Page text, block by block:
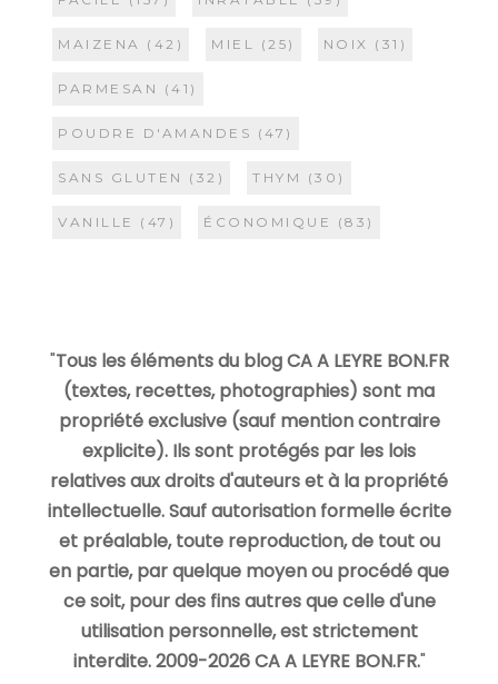
MAIZENA (42) MIEL (25) NOIX (31)
PARMESAN (41)
POUDRE D'AMANDES (47)
SANS GLUTEN (32) THYM (30)
VANILLE (47) ÉCONOMIQUE (83)
"Tous les éléments du blog CA A LEYRE BON.FR
(textes, recettes, photographies) sont ma
propriété exclusive (sauf mention contraire
explicite). Ils sont protégés par les lois
relatives aux droits d'auteurs et à la propriété
intellectuelle. Sauf autorisation formelle écrite
et préalable, toute reproduction, de tout ou
en partie, par quelque moyen ou procédé que
ce soit, pour des fins autres que celle d'une
utilisation personnelle, est strictement
interdite. 2009-2026 CA A LEYRE BON.FR."